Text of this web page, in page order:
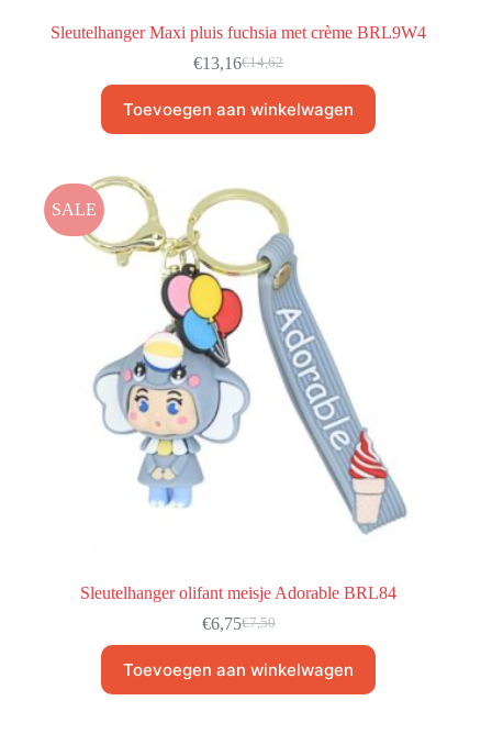
Sleutelhanger Maxi pluis fuchsia met crème BRL9W4
€14,62
€13,16
Toevoegen aan winkelwagen
SALE
Sleutelhanger olifant meisje Adorable BRL84
€7,50
€6,75
Toevoegen aan winkelwagen